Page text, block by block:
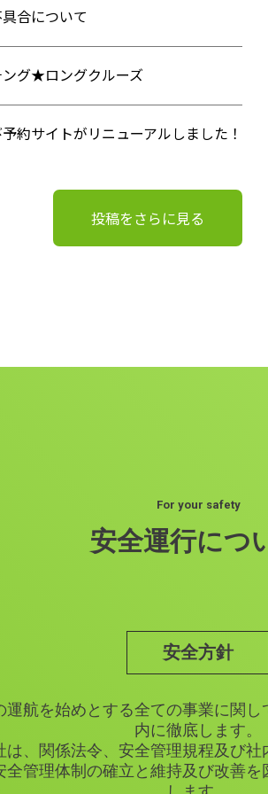
合について
グ★ロングクルーズ
約サイトがリニューアルしました！
投稿をさらに見る
For your safety
安全運行につ
安全方針
運航を始めとする全ての事業に関
内に徹底します。
は、関係法令、安全管理規程及び社
全管理体制の確立と維持及び改善